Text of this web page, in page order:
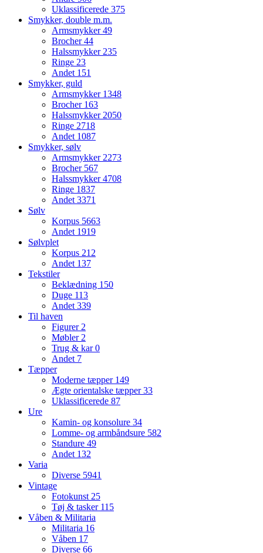
Uklassificerede 375
Smykker, double m.m.
Armsmykker49
Brocher44
Halssmykker235
Ringe 23
Andet 151
Smykker, guld
Armsmykker 1348
Brocher 163
Halssmykker2050
Ringe 2718
Andet 1087
Smykker, sølv
Armsmykker2273
Brocher 567
Halssmykker4708
Ringe 1837
Andet3371
Sølv
Korpus 5663
Andet 1919
Sølvplet
Korpus 212
Andet 137
Tekstiler
Beklædning 150
Duge 113
Andet339
Til haven
Figurer2
Møbler2
Trug & kar0
Andet 7
Tæpper
Moderne tæpper 149
Ægte orientalske tæpper33
Uklassificerede 87
Ure
Kamin- og konsolure 34
Lomme- og armbåndsure 582
Standure 49
Andet 132
Varia
Diverse 5941
Vintage
Fotokunst25
Tøj & tasker 115
Våben & Militaria
Militaria 16
Våben 17
Diverse 66